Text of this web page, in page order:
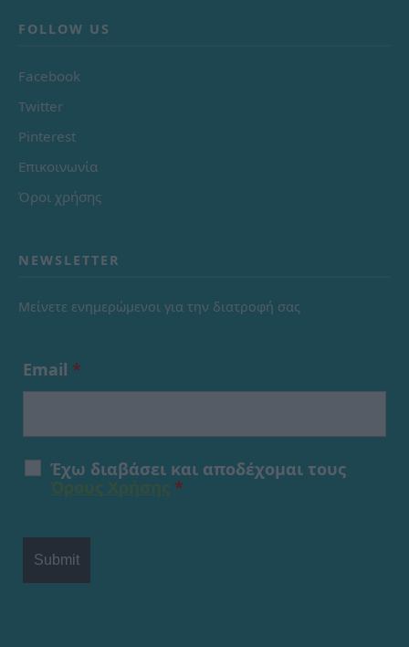
FOLLOW US
Facebook
Twitter
Pinterest
Επικοινωνία
Όροι χρήσης
NEWSLETTER
Μείνετε ενημερώμενοι για την διατροφή σας
Email *
Έχω διαβάσει και αποδέχομαι τους
*